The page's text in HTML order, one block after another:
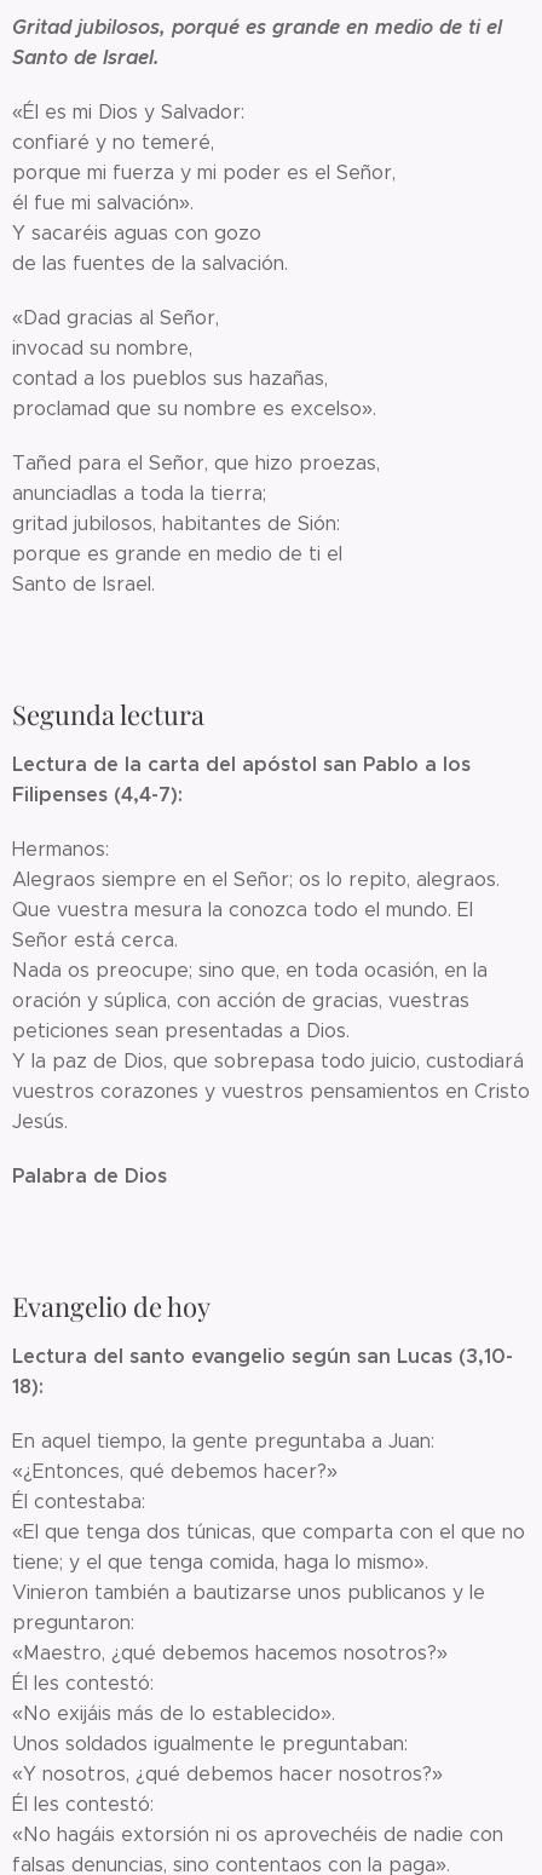
Gritad jubilosos, porqué es grande en medio de ti el
Santo de Israel.
«Él es mi Dios y Salvador:
confiaré y no temeré,
porque mi fuerza y mi poder es el Señor,
él fue mi salvación».
Y sacaréis aguas con gozo
de las fuentes de la salvación.
«Dad gracias al Señor,
invocad su nombre,
contad a los pueblos sus hazañas,
proclamad que su nombre es excelso».
Tañed para el Señor, que hizo proezas,
anunciadlas a toda la tierra;
gritad jubilosos, habitantes de Sión:
porque es grande en medio de ti el
Santo de Israel.
Segunda lectura
Lectura de la carta del apóstol san Pablo a los
Filipenses (4,4-7):
Hermanos:
Alegraos siempre en el Señor; os lo repito, alegraos.
Que vuestra mesura la conozca todo el mundo. El
Señor está cerca.
Nada os preocupe; sino que, en toda ocasión, en la
oración y súplica, con acción de gracias, vuestras
peticiones sean presentadas a Dios.
Y la paz de Dios, que sobrepasa todo juicio, custodiará
vuestros corazones y vuestros pensamientos en Cristo
Jesús.
Palabra de Dios
Evangelio de hoy
Lectura del santo evangelio según san Lucas (3,10-
18):
En aquel tiempo, la gente preguntaba a Juan:
«¿Entonces, qué debemos hacer?»
Él contestaba:
«El que tenga dos túnicas, que comparta con el que no
tiene; y el que tenga comida, haga lo mismo».
Vinieron también a bautizarse unos publicanos y le
preguntaron:
«Maestro, ¿qué debemos hacemos nosotros?»
Él les contestó:
«No exijáis más de lo establecido».
Unos soldados igualmente le preguntaban:
«Y nosotros, ¿qué debemos hacer nosotros?»
Él les contestó:
«No hagáis extorsión ni os aprovechéis de nadie con
falsas denuncias, sino contentaos con la paga».